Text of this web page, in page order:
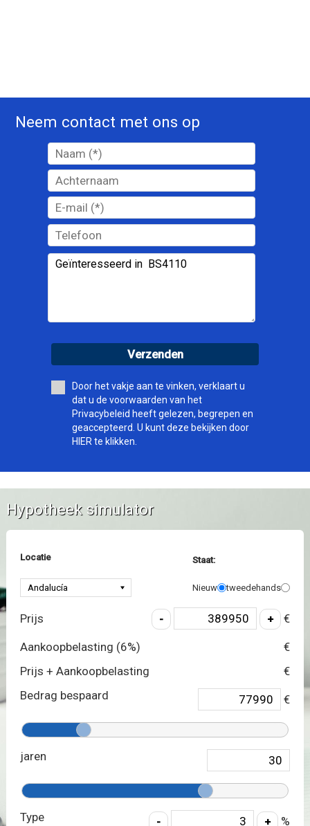
Neem contact met ons op
Verzenden
Door het vakje aan te vinken, verklaart u
dat u de voorwaarden van het
Privacybeleid heeft gelezen, begrepen en
geaccepteerd. U kunt deze bekijken door
HIER te klikken.
Hypotheek simulator
Locatie Staat:
Nieuw tweedehands
Prijs €
Aankoopbelasting (6%)
€
Prijs + Aankoopbelasting
€
Bedrag bespaard
€
jaren
Type %